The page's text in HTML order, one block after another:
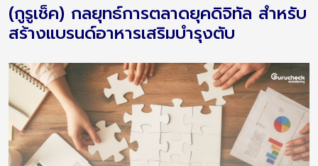
(กูรูเช็ค) กลยุทธ์การตลาดยุคดิจิทัล สำหรับ
สร้างแบรนด์อาหารเสริมบำรุงตับ